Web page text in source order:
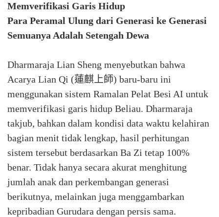
Memverifikasi Garis Hidup
Para Peramal Ulung dari Generasi ke Generasi
Semuanya Adalah Setengah Dewa
Dharmaraja Lian Sheng menyebutkan bahwa
Acarya Lian Qi (蓮麒上師) baru-baru ini
menggunakan sistem Ramalan Pelat Besi AI untuk
memverifikasi garis hidup Beliau. Dharmaraja
takjub, bahkan dalam kondisi data waktu kelahiran
bagian menit tidak lengkap, hasil perhitungan
sistem tersebut berdasarkan Ba Zi tetap 100%
benar. Tidak hanya secara akurat menghitung
jumlah anak dan perkembangan generasi
berikutnya, melainkan juga menggambarkan
kepribadian Gurudara dengan persis sama.